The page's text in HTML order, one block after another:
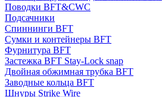
Поводки BFT&CWC
Подсачники
Спиннинги BFT
Сумки и контейнеры BFT
Фурнитура BFT
Застежка BFT Stay-Lock snap
Двойная обжимная трубка BFT
Заводные кольца BFT
Шнуры Strike Wire